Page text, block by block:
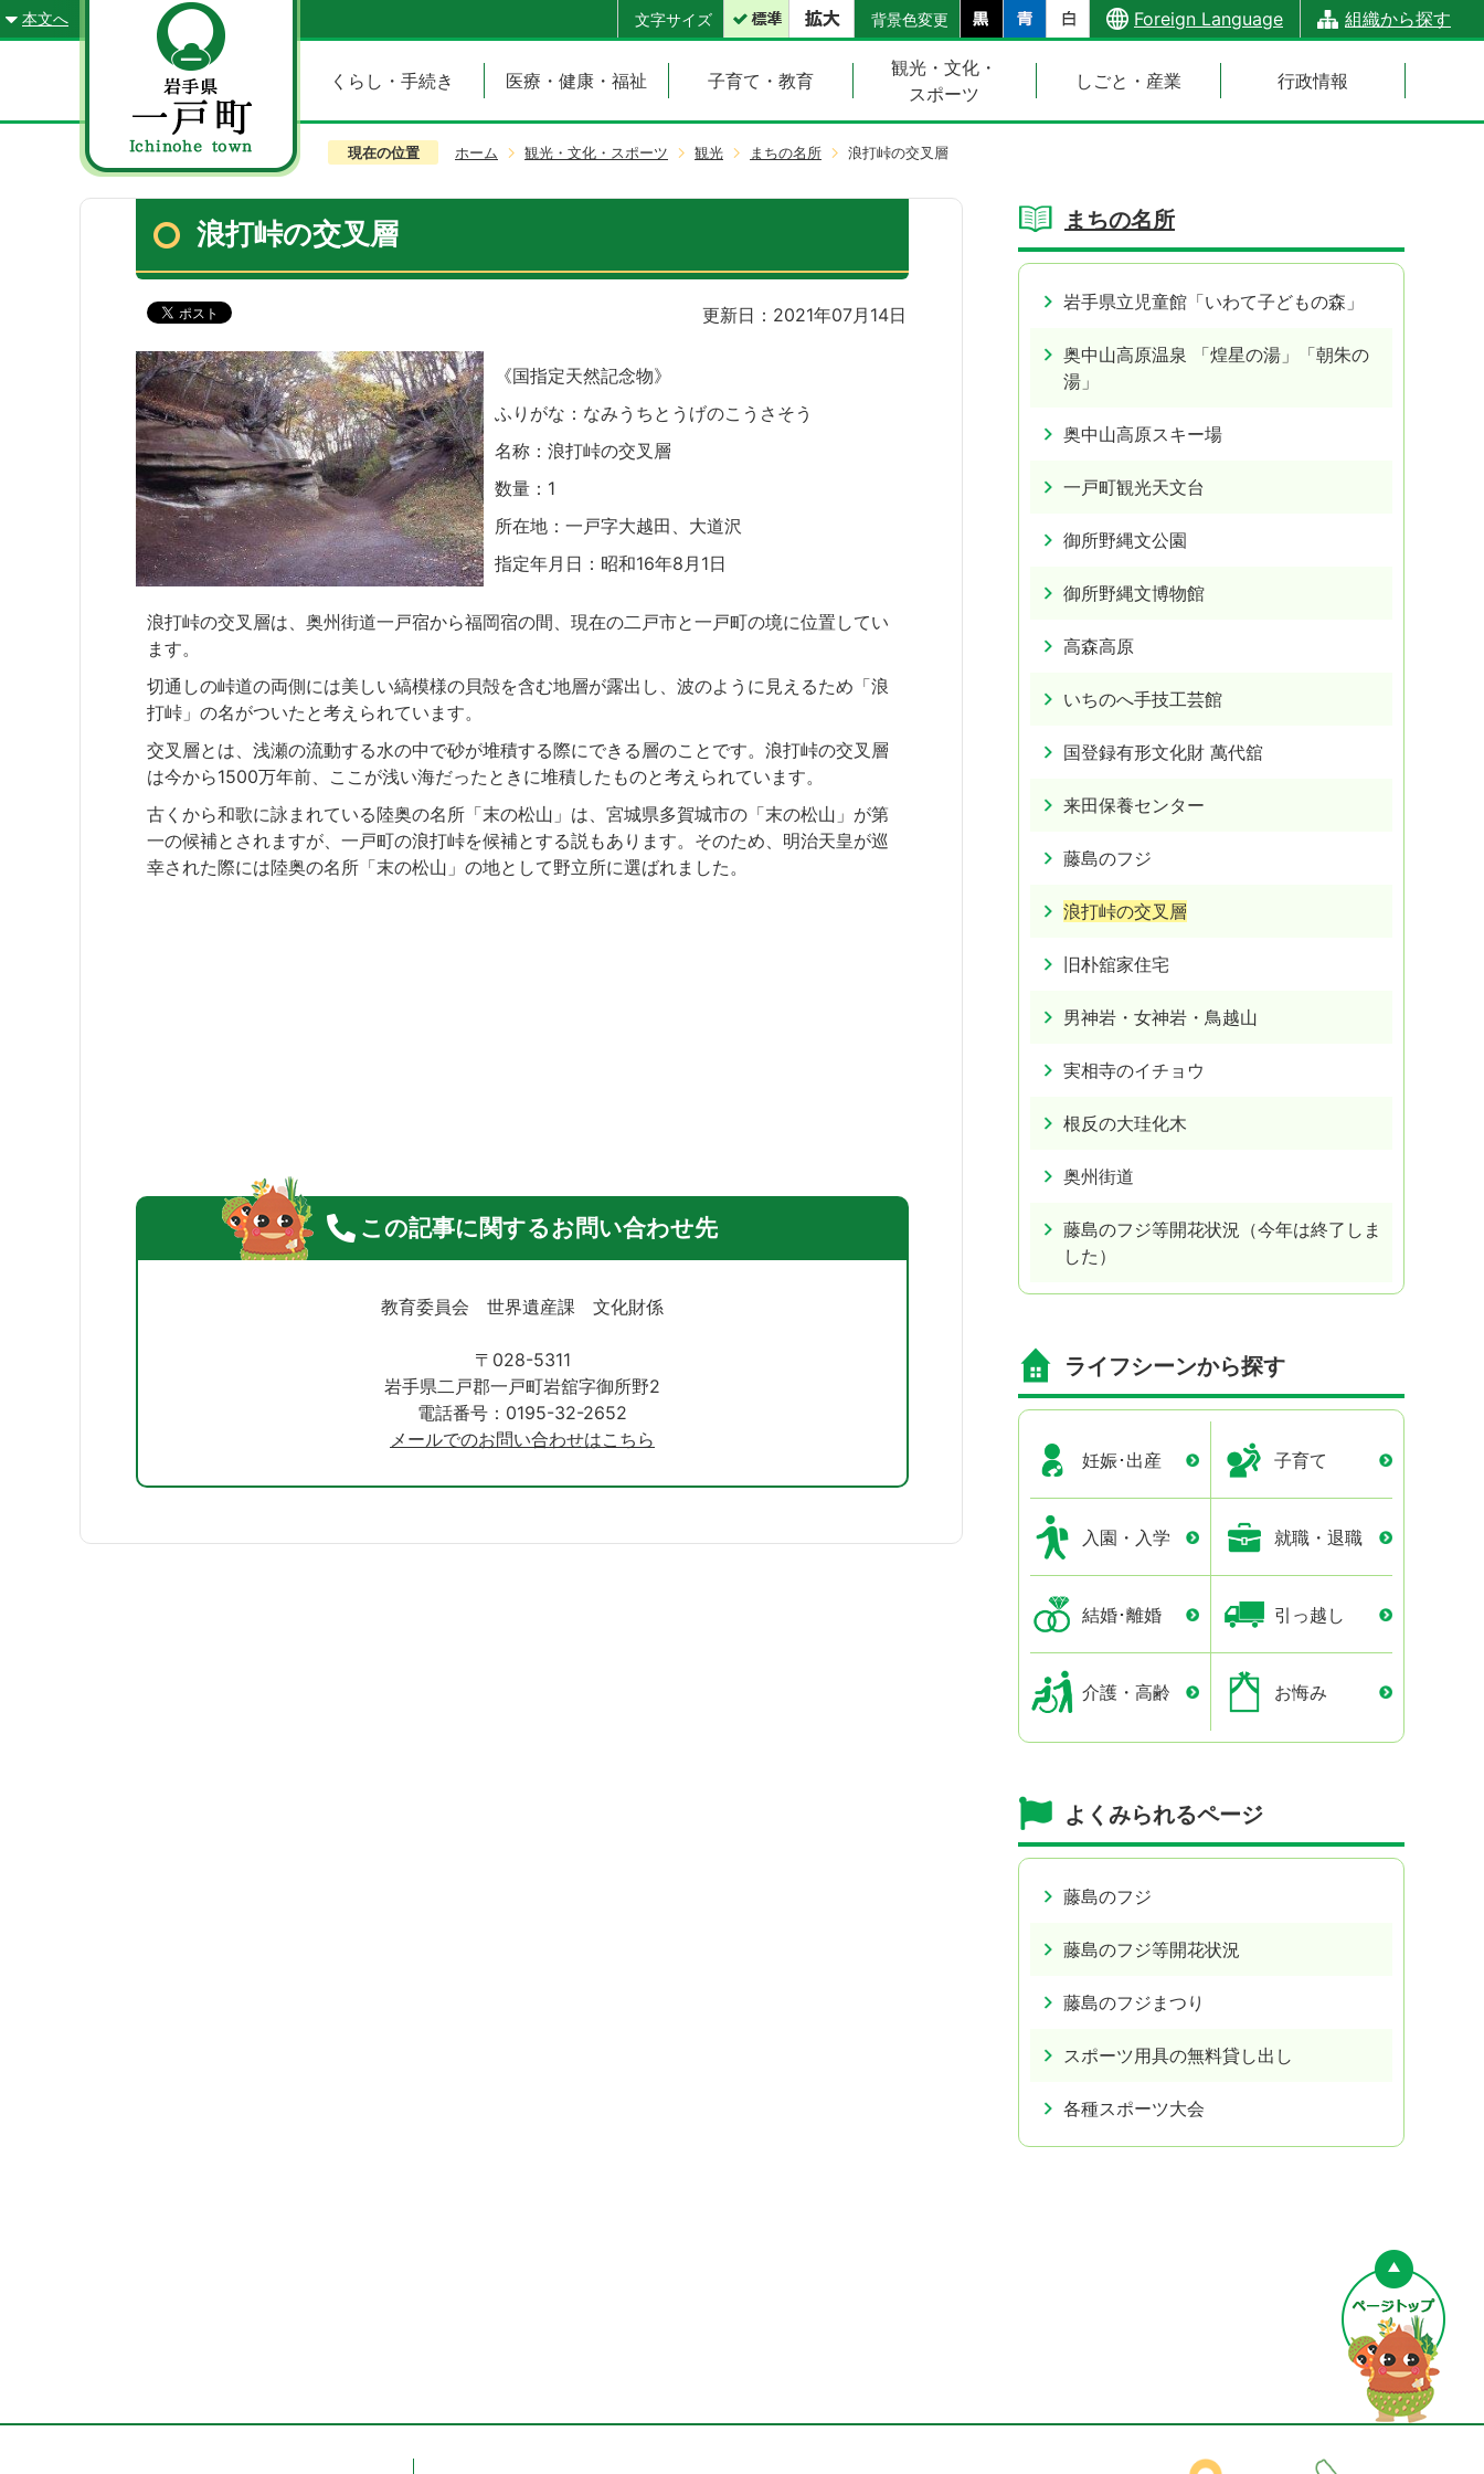
本文へ 文字サイズ 背景色変更 Foreign Language 組織から探す
くらし・手続き 医療・健康・福祉 子育て・教育
観光・文化・
スポーツ
しごと・産業 行政情報
現在の位置 ホーム 観光・文化・スポーツ 観光 まちの名所 浪打峠の交叉層
浪打峠の交叉層
更新日：2021年07月14日
《国指定天然記念物》
ふりがな：なみうちとうげのこうさそう
名称：浪打峠の交叉層
数量：1
所在地：一戸字大越田、大道沢
指定年月日：昭和16年8月1日
浪打峠の交叉層は、奥州街道一戸宿から福岡宿の間、現在の二戸市と一戸町の境に位置してい
ます。
切通しの峠道の両側には美しい縞模様の貝殻を含む地層が露出し、波のように見えるため「浪
打峠」の名がついたと考えられています。
交叉層とは、浅瀬の流動する水の中で砂が堆積する際にできる層のことです。浪打峠の交叉層
は今から1500万年前、ここが浅い海だったときに堆積したものと考えられています。
古くから和歌に詠まれている陸奥の名所「末の松山」は、宮城県多賀城市の「末の松山」が第
一の候補とされますが、一戸町の浪打峠を候補とする説もあります。そのため、明治天皇が巡
幸された際には陸奥の名所「末の松山」の地として野立所に選ばれました。
この記事に関するお問い合わせ先
教育委員会 世界遺産課 文化財係
〒028-5311
岩手県二戸郡一戸町岩舘字御所野2
電話番号：0195-32-2652
メールでのお問い合わせはこちら
まちの名所
岩手県立児童館「いわて子どもの森」
奥中山高原温泉 「煌星の湯」「朝朱の
湯」
奥中山高原スキー場
一戸町観光天文台
御所野縄文公園
御所野縄文博物館
高森高原
いちのへ手技工芸館
国登録有形文化財 萬代舘
来田保養センター
藤島のフジ
浪打峠の交叉層
旧朴舘家住宅
男神岩・女神岩・鳥越山
実相寺のイチョウ
根反の大珪化木
奥州街道
藤島のフジ等開花状況（今年は終了しま
した）
ライフシーンから探す
妊娠･出産 子育て
入園・入学 就職・退職
結婚･離婚 引っ越し
介護・高齢 お悔み
よくみられるページ
藤島のフジ
藤島のフジ等開花状況
藤島のフジまつり
スポーツ用具の無料貸し出し
各種スポーツ大会